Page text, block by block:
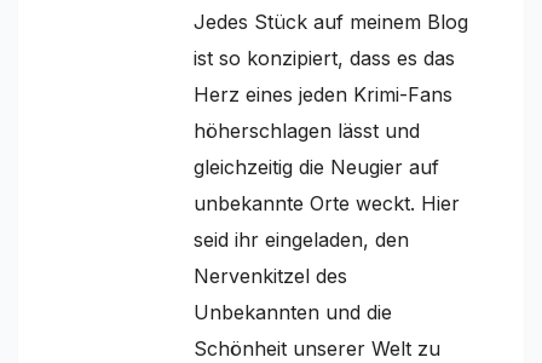
Jedes Stück auf meinem Blog
ist so konzipiert, dass es das
Herz eines jeden Krimi-Fans
höherschlagen lässt und
gleichzeitig die Neugier auf
unbekannte Orte weckt. Hier
seid ihr eingeladen, den
Nervenkitzel des
Unbekannten und die
Schönheit unserer Welt zu